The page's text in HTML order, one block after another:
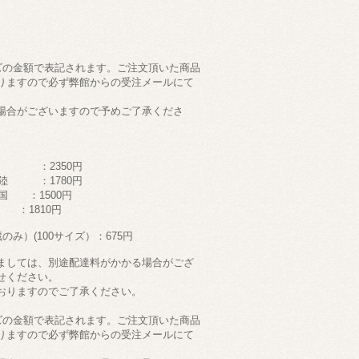
金額で表記されます。ご注文頂いた商品
すので必ず弊館からの受注メールにて
がございますので予めご了承くださ
2350円
：1780円
：1500円
1810円
み）(100サイズ）：675円
ては、別途配達料がかかる場合がござ
ださい。
ますのでご了承ください。
金額で表記されます。ご注文頂いた商品
すので必ず弊館からの受注メールにて